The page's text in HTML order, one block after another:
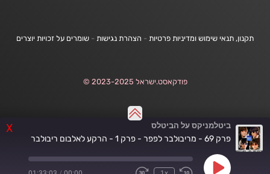
X ביטלמניקס על הביטלס
פרק 69 - מריבולבר לפפר - פרק 1 - הרקע לאלבום ריבולבר
Play
תקנון, תנאי שימוש ומדיניות פרטיות - הצהרת נגישות - שומרים על זכויות יוצרים
פודקאסט.ישראל 2023-2025 ©